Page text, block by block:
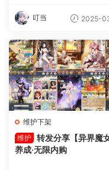
叮当 2025-
维护下架
维护 转发分享【异界魔
养成·无限内购